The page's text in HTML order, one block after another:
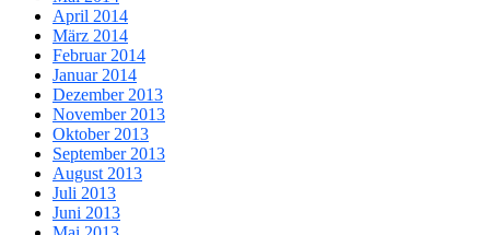
April 2014
März 2014
Februar 2014
Januar 2014
Dezember 2013
November 2013
Oktober 2013
September 2013
August 2013
Juli 2013
Juni 2013